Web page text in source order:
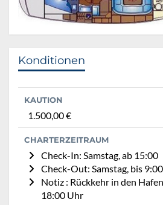
Konditionen
KAUTION
1.500,00 €
CHARTERZEITRAUM
Check-In: Samstag, ab 15:00
Check-Out: Samstag, bis 9:00
Notiz : Rückkehr in den
18:00 Uhr